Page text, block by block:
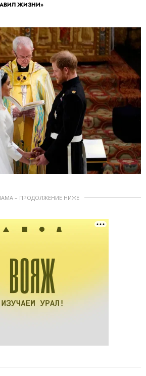
ЖИЗНИ»
– ПРОДОЛЖЕНИЕ НИЖЕ